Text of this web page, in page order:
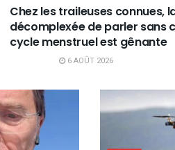
Chez les traileuses connues,
décomplexée de parler sans
cycle menstruel est gênante
6 AOÛT 2026